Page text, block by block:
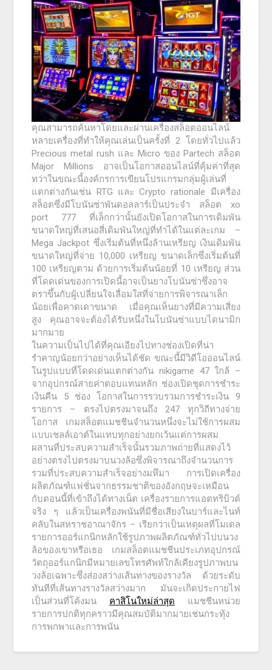
คุณสามารถค้นหาโดยและผ่านเครื่องสล็อตออนไลน์
หลายเครื่องที่ทำให้คุณเล่นเป็นครั้งที่ 2 โดยทั่วไปแล้ว
Precious metal rush และ Micro ของ Partech สล็อต
Major Millions อาจเป็นโอกาสออนไลน์ที่คุ้มค่าที่สุด
ทว่าในขณะนี้องค์กรการเขียนโปรแกรมกลุ่มผู้เล่นที่
แตกต่างกันเช่น RTG และ Crypto rationale มีเครื่อง
สล็อตซึ่งมีโบนันซ่าพันดอลลาร์เป็นประจำ สล็อต xo
port 777 ที่เล็กกว่านั้นยังเปิดโอกาสในการเดิมพัน
ขนาดใหญ่ที่เสนอสี่เดิมพันใหญ่ที่ทำได้ในแต่ละเกม –
Mega Jackpot ซึ่งเริ่มต้นที่หนึ่งล้านเหรียญ เงินเดิมพัน
ขนาดใหญ่ที่จ่าย 10,000 เหรียญ ขนาดเล็กซึ่งเริ่มต้นที่
100 เหรียญตาม ด้วยการเริ่มต้นน้อยที่ 10 เหรียญ ส่วน
ที่โดดเด่นของการเปิดนี้อาจเป็นยางโบนันซ่าซึ่งอาจ
ตราขึ้นกับผู้เปลี่ยนใจเลื่อมใสที่จ่ายการพิจารณาเล็ก
น้อยเพื่อคาดเดาขนาด เมื่อคุณเห็นยางที่มีความเสี่ยง
สูง คุณอาจจะต้องได้รับหนึ่งในโบนันซ่าแบบไดนามิก
มากมาย
ในความเป็นไปได้ที่คุณเอียงไปทางช่องเปิดที่น่า
รำคาญน้อยกว่าอย่างเห็นได้ชัด ขณะนี้มีวิดีโอออนไลน์
ในรูปแบบที่โดดเด่นแตกต่างกัน nikigame 47 ใกล้ –
จากอุปกรณ์สายค่าตอบแทนหลัก ช่องเปิดชุดการชำระ
เงินคืน 5 ช่อง โอกาสในการรวบรวมการชำระเงิน 9
รายการ – ตรงไปตรงมาจนถึง 247 ทุกวิถีทางจ่าย
โอกาส เกมสล็อตแมชชีนจำนวนหนึ่งจะไม่ใช้การผสม
แบบเชลล์เอาต์ในแทบทุกอย่างยกเว้นแต่การผสม
ผสานที่ประสบความสำเร็จนั้นรวมภาพถ่ายที่แสดงไว้
อย่างตรงไปตรงมาบนวงล้อซึ่งพิจารณาถึงจำนวนการ
รวมที่ประสบความสำเร็จอย่างมหึมา การเปิดเครื่อง
ผลิตภัณฑ์แฟชั่นจากธรรมชาติของอังกฤษจะเหมือน
กับตอนนี้ที่เข้าถึงได้ทางเน็ต เครื่องรายการแอตทริบิวต์
จริง ๆ แล้วเป็นเครื่องพนันที่มีชื่อเสียงในบาร์และไนท์
คลับในสหราชอาณาจักร – เรียกว่าเป็นเหตุผลที่โมเดล
รายการออร์แกนิกหลักใช้รูปภาพผลิตภัณฑ์ทั่วไปบนวง
ล้อของเขาหรือเธอ เกมสล็อตแมชชีนประเภทอุปกรณ์
วัตถุออร์แกนิกมีหมายเลขโทรศัพท์ใกล้เคียงรูปภาพบน
วงล้อเฉพาะซึ่งส่องสว่างเส้นทางของรางวัล ด้วยระดับ
ทันทีที่เส้นทางรางวัลสว่างมาก มันจะเกิดประกายไฟ
เป็นส่วนที่โค้งมน คาสิโนใหม่ล่าสุด แมชชีนหน่วย
รายการปกติทุกคราวมีคุณสมบัติมากมายเช่นกระทุ้ง
การพกพาและการพนัน